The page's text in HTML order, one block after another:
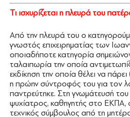
Τι ισχυρίζεται η πλευρά του
Από την πλευρά του ο
γνωστός επιχειρηματίας των
οποιαδήποτε κατηγορία
ταλαιπωρία την οποία
εκδίκηση την οποία θέλει να
η πρώην σύντροφός του για τον
παντρεύτηκε. Στη γνωμάτευσή
ψυχίατρος, καθηγητής στο ΕΚΠΑ,
τεχνικός σύμβουλος από τη